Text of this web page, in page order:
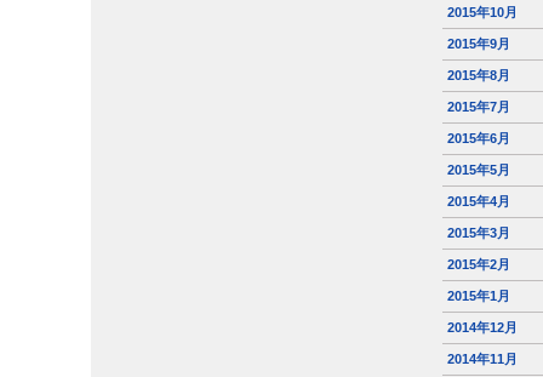
2015年10月
2015年9月
2015年8月
2015年7月
2015年6月
2015年5月
2015年4月
2015年3月
2015年2月
2015年1月
2014年12月
2014年11月